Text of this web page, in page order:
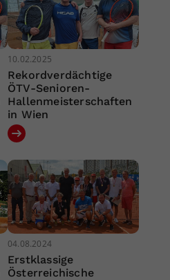
10.02.2025
Rekordverdächtige
ÖTV-Senioren-
Hallenmeisterschaften
in Wien
04.08.2024
Erstklassige
Österreichische